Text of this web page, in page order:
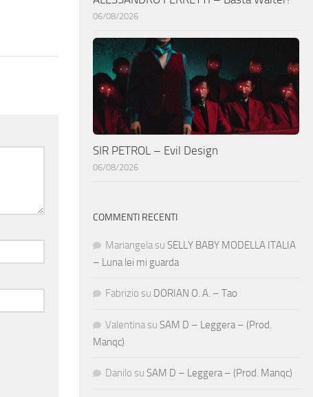
06/08/2026
SIR PETROL – Evil Design
06/08/2026
COMMENTI RECENTI
Mariangela su SELLY BABY MODELLA ITALIA
– Luna lei mi guarda
Fabrizio su DORIAN O. A. – Tao
Valentina su SAM D – Leggera – (Prod.
Manqc)
Danilo su SAM D – Leggera – (Prod. Manqc)